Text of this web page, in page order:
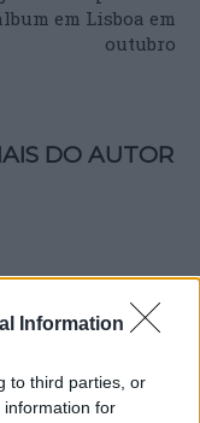
Information
to third parties, or
information for
em Lisboa em
outubro
DO AUTOR